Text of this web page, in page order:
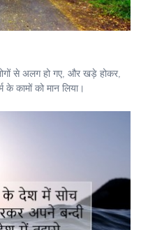
से अलग हो गए, और खड़े होकर,
कामों को मान लिया।